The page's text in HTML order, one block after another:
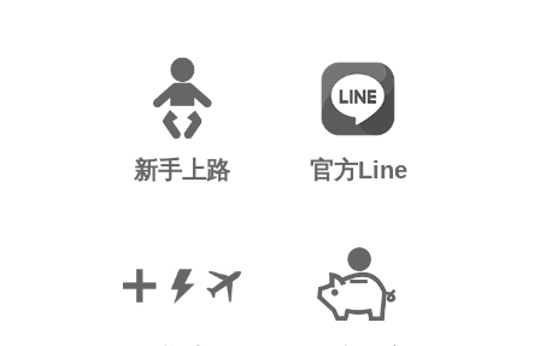
新手上路 官方Line